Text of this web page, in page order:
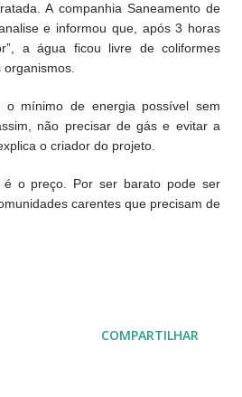
A companhia Saneamento de
e informou que, após 3 horas
a água ficou livre de coliformes
o mínimo de energia possível sem
não precisar de gás e evitar a
o criador do projeto.
é o preço. Por ser barato pode ser
carentes que precisam de
COMPARTILHAR